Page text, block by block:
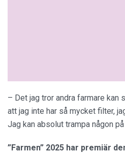
– Det jag tror andra farmare kan
att jag inte har så mycket filter,
Jag kan absolut trampa någon på
”Farmen” 2025 har premiär